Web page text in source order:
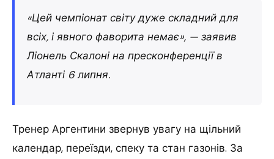
«Цей чемпіонат світу дуже складний для
всіх, і явного фаворита немає», — заявив
Ліонель Скалоні на пресконференції в
Атланті 6 липня.
Тренер Аргентини звернув увагу на щільний
календар, переїзди, спеку та стан газонів. За